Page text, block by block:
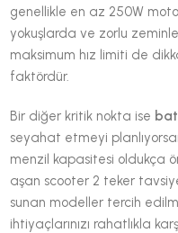
genellikle en az 250W
yokuşlarda ve zorlu
maksimum hız limiti de
faktördür.
Bir diğer kritik nokta ise
seyahat etmeyi
menzil kapasitesi oldukça
aşan scooter 2 teker
sunan modeller tercih
ihtiyaçlarınızı rahatlıkla